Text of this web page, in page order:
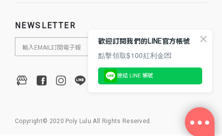
NEWSLETTER
Copyright© 2020 Poly Lulu All Rights Reserved.
歡迎訂閱我們的LINE官方帳號
點擊領取$100紅利金💌
連結 LINE 帳號